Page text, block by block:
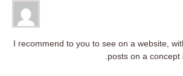
I recommend to you to see on a website,
posts on a concept